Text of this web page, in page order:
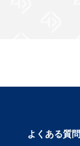
よくある質問